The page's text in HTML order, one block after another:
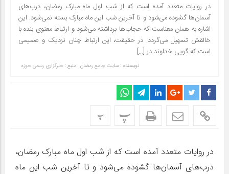
در روایات متعدد آمده است که از شب اول ماه مبارک رمضان، درب‌های
آسمان‌ها گشوده می‌شود و تا آخرین شب این ماه مبارک بسته نمی‌شود. این
اشاره به همان معناست که حجاب‌ها برداشته می‌شود و ارتباط معنوی بنده با
خالقش تسهیل می‌گردد. در حقیقت، این ارتباط چنان نزدیک و صمیمی
است که گویی خداوند در […]
نویسنده : سایت جامع رمضان منبع : خبرگزاری رسمی حوزه
پ پ
در روایات متعدد آمده است که از شب اول ماه مبارک رمضان،
درب‌های آسمان‌ها گشوده می‌شود و تا آخرین شب این ماه